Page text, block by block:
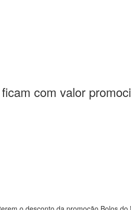
com valor